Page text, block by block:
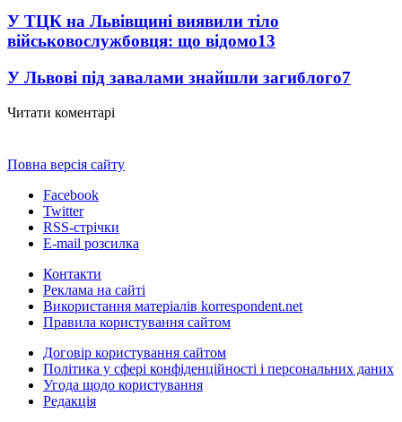
У ТЦК на Львівщині виявили тіло
військовослужбовця: що відомо13
У Львові під завалами знайшли загиблого7
Читати коментарі
Повна версія сайту
Facebook
Twitter
RSS-стрічки
E-mail розсилка
Контакти
Реклама на сайті
Використання матеріалів korrespondent.net
Правила користування сайтом
Договір користування сайтом
Політика у сфері конфіденційності і персональних даних
Угода щодо користування
Редакція